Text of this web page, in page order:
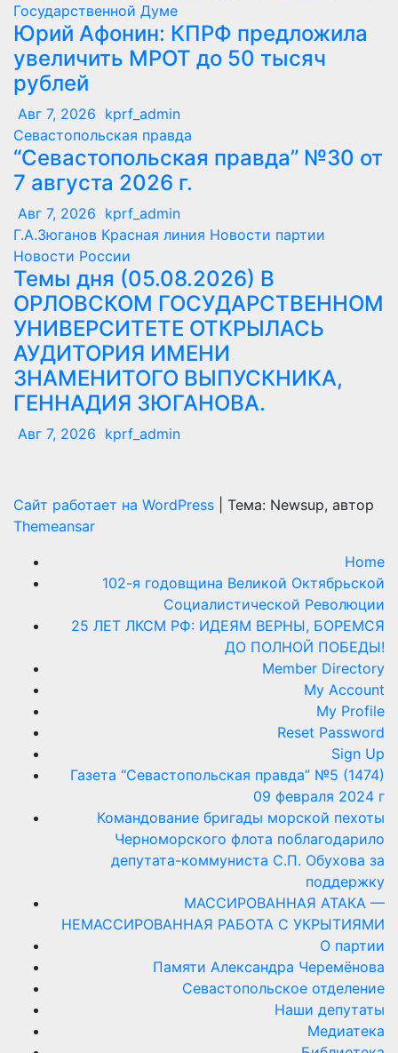
Государственной Думе
Юрий Афонин: КПРФ предложила
увеличить МРОТ до 50 тысяч
рублей
Авг 7, 2026 kprf_admin
Севастопольская правда
“Севастопольская правда” №30 от
7 августа 2026 г.
Авг 7, 2026 kprf_admin
Г.А.Зюганов Красная линия Новости партии
Новости России
Темы дня (05.08.2026) В
ОРЛОВСКОМ ГОСУДАРСТВЕННОМ
УНИВЕРСИТЕТЕ ОТКРЫЛАСЬ
АУДИТОРИЯ ИМЕНИ
ЗНАМЕНИТОГО ВЫПУСКНИКА,
ГЕННАДИЯ ЗЮГАНОВА.
Авг 7, 2026 kprf_admin
Сайт работает на WordPress
Тема: Newsup, автор
Themeansar
Home
102-я годовщина Великой Октябрьской
Социалистической Революции
25 ЛЕТ ЛКСМ РФ: ИДЕЯМ ВЕРНЫ, БОРЕМСЯ
ДО ПОЛНОЙ ПОБЕДЫ!
Member Directory
My Account
My Profile
Reset Password
Sign Up
Газета “Севастопольская правда” №5 (1474)
09 февраля 2024 г
Командование бригады морской пехоты
Черноморского флота поблагодарило
депутата-коммуниста С.П. Обухова за
поддержку
МАССИРОВАННАЯ АТАКА —
НЕМАССИРОВАННАЯ РАБОТА С УКРЫТИЯМИ
О партии
Памяти Александра Черемёнова
Севастопольское отделение
Наши депутаты
Медиатека